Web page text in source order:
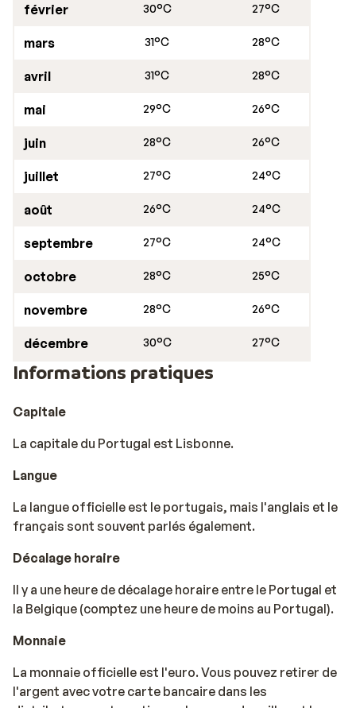
février 30°C 27°C
mars 31°C 28°C
avril 31°C 28°C
mai 29°C 26°C
juin 28°C 26°C
juillet 27°C 24°C
août 26°C 24°C
septembre 27°C 24°C
octobre 28°C 25°C
novembre 28°C 26°C
décembre 30°C 27°C
Informations pratiques
Capitale
La capitale du Portugal est Lisbonne.
Langue
La langue officielle est le portugais, mais l'anglais et le
français sont souvent parlés également.
Décalage horaire
Il y a une heure de décalage horaire entre le Portugal et
la Belgique (comptez une heure de moins au Portugal).
Monnaie
La monnaie officielle est l'euro. Vous pouvez retirer de
l'argent avec votre carte bancaire dans les